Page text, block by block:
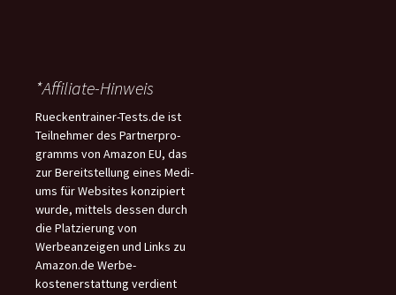
*Affiliate-Hinweis
Rueckentrainer-Tests.de ist
Teilnehmer des Partnerpro-
gramms von Amazon EU, das
zur Bereitstellung eines Medi-
ums für Websites konzipiert
wurde, mittels dessen durch
die Platzierung von
Werbeanzeigen und Links zu
Amazon.de Werbe-
kostenerstattung verdient